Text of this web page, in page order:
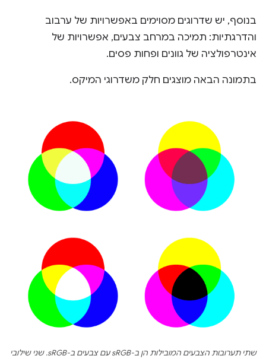
בנוסף, יש שדרוגים מסוימים באפשרויות של ערבוב
והדרגתיות: תמיכה במרחב צבעים, אפשרויות של
אינטרפולציה של גוונים ופחות פסים.
בתמונה הבאה מוצגים חלק משדרוגי המיקס.
שתי תערובות הצבעים המובילות הן ב-sRGB עם צבעים ב-sRGB. שני שילובי